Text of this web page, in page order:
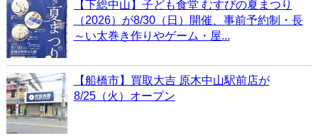
【下総中山】子ども食堂 むすびの夏まつり
（2026）が8/30（日）開催、事前予約制・長
～い太巻き作りやゲーム・屋...
【船橋市】買取大吉 原木中山駅前店が
8/25（火）オープン